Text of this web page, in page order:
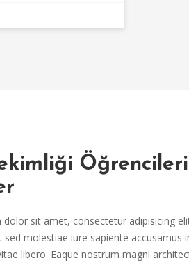
dolor sit amet, consectetur adipisicing
sed molestiae iure sapiente accusamus
libero. Eaque nostrum magni